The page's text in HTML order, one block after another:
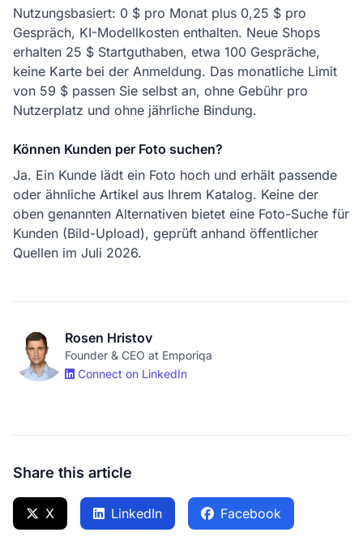
Nutzungsbasiert: 0 $ pro Monat plus 0,25 $ pro
Gespräch, KI-Modellkosten enthalten. Neue Shops
erhalten 25 $ Startguthaben, etwa 100 Gespräche,
keine Karte bei der Anmeldung. Das monatliche Limit
von 59 $ passen Sie selbst an, ohne Gebühr pro
Nutzerplatz und ohne jährliche Bindung.
Können Kunden per Foto suchen?
Ja. Ein Kunde lädt ein Foto hoch und erhält passende
oder ähnliche Artikel aus Ihrem Katalog. Keine der
oben genannten Alternativen bietet eine Foto-Suche für
Kunden (Bild-Upload), geprüft anhand öffentlicher
Quellen im Juli 2026.
Rosen Hristov
Founder & CEO at Emporiqa
Connect on LinkedIn
Share this article
X LinkedIn Facebook